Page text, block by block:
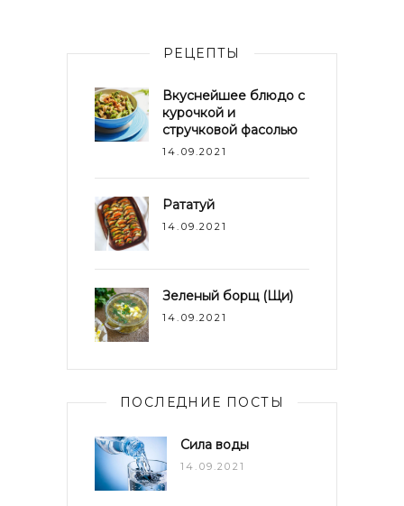
РЕЦЕПТЫ
Вкуснейшее блюдо с
курочкой и
стручковой фасолью
14.09.2021
Рататуй
14.09.2021
Зеленый борщ (Щи)
14.09.2021
ПОСЛЕДНИЕ ПОСТЫ
Сила воды
14.09.2021